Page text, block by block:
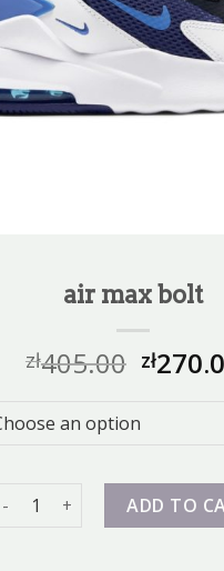
air max bolt
zł405.00 zł
air max bolt quantityADD TO